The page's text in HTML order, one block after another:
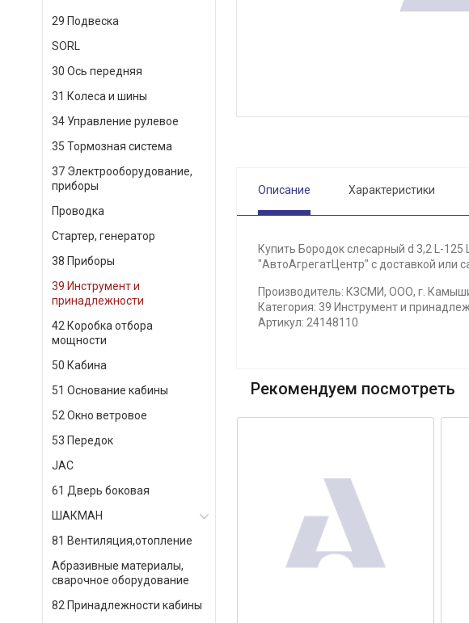
29 Подвеска
SORL
30 Ось передняя
31 Колеса и шины
34 Управление рулевое
35 Тормозная система
37 Электрооборудование,
приборы
Проводка
Стартер, генератор
38 Приборы
39 Инструмент и
принадлежности
42 Коробка отбора
мощности
50 Кабина
51 Основание кабины
52 Окно ветровое
53 Передок
JAC
61 Дверь боковая
ШАКМАН
81 Вентиляция,отопление
Абразивные материалы,
сварочное оборудование
82 Принадлежности кабины
Описание Характеристики
Купить Бородок слесарный d 3,2 L-
"АвтоАгрегатЦентр" с доставкой или
Производитель: КЗСМИ, ООО, г.
Категория: 39 Инструмент и
Артикул: 24148110
Рекомендуем посмотреть